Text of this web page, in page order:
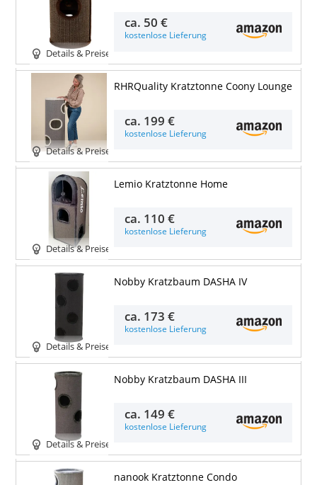
Details & Preise
ca. 50 €
kostenlose Lieferung
Details & Preise
RHRQuality Kratztonne Coony Lounge
ca. 199 €
kostenlose Lieferung
Details & Preise
Lemio Kratztonne Home
ca. 110 €
kostenlose Lieferung
Details & Preise
Nobby Kratzbaum DASHA IV
ca. 173 €
kostenlose Lieferung
Details & Preise
Nobby Kratzbaum DASHA III
ca. 149 €
kostenlose Lieferung
nanook Kratztonne Condo